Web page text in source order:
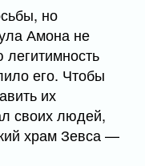
но
Амона не
его. Чтобы
их
своих людей,
храм Зевса —